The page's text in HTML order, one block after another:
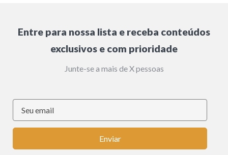
Entre para nossa lista e receba conteúdos
exclusivos e com prioridade
Junte-se a mais de X pessoas
Enviar